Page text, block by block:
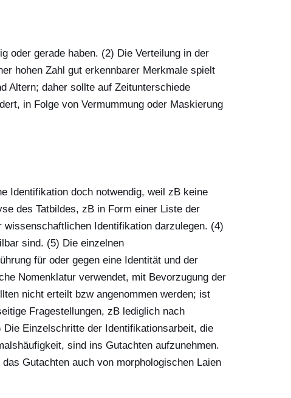
oder gerade haben. (2) Die Verteilung in der
hohen Zahl gut erkennbarer Merkmale spielt
Altern; daher sollte auf Zeitunterschiede
in Folge von Vermummung oder Maskierung
Identifikation doch notwendig, weil zB keine
des Tatbildes, zB in Form einer Liste der
Identifikation darzulegen. (4)
sind. (5) Die einzelnen
für oder gegen eine Identität und der
Nomenklatur verwendet, mit Bevorzugung der
nicht erteilt bzw angenommen werden; ist
Fragestellungen, zB lediglich nach
Einzelschritte der Identifikationsarbeit, die
sind ins Gutachten aufzunehmen.
Gutachten auch von morphologischen Laien